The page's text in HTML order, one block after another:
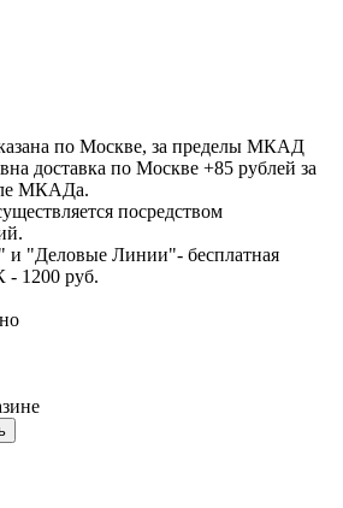
по Москве, за пределы МКАД
доставка по Москве +85 рублей за
МКАДа.
посредством
"Деловые Линии"- бесплатная
- 1200 руб.